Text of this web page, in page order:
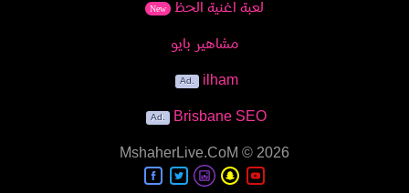
لعبة اغنية الحظ New
مشاهير بايو
ilham
Brisbane SEO
MshaherLive.CoM © 2026